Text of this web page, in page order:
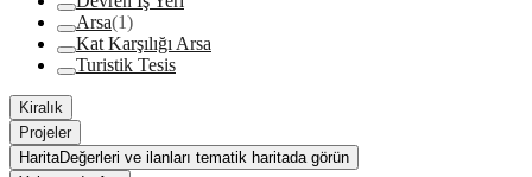
Arsa(1)
Kat Karşılığı Arsa
Turistik Tesis
Kiralık
Projeler
HaritaDeğerleri ve ilanları tematik haritada görün